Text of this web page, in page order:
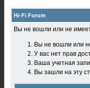
Hi-Fi Forum
Вы не вошли или не
Вы не вошли или
У вас нет прав
Ваша учетная
Вы зашли на эту